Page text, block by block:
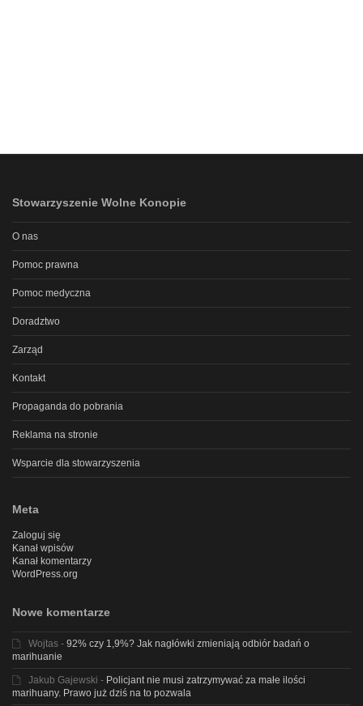
Stowarzyszenie Wolne Konopie
O nas
Pomoc prawna
Pomoc medyczna
Doradztwo
Zarząd
Kontakt
Propaganda do pobrania
Reklama na stronie
Wsparcie dla stowarzyszenia
Meta
Zaloguj się
Kanał wpisów
Kanał komentarzy
WordPress.org
Nowe komentarze
Wojtas - 92% czy 1,9%? Jak nagłówki zmieniają odbiór badań o
marihuanie
Jakub Gajewski - Policjant nie musi zatrzymywać za małe ilości
marihuany. Prawo już dziś na to pozwala